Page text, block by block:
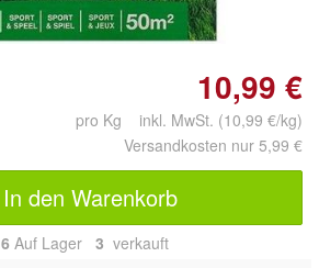
10,99 €
pro Kg inkl. MwSt. (10,99 €/kg)
Versandkosten nur 5,99 €
In den Warenkorb
6 Auf Lager 3 verkauft